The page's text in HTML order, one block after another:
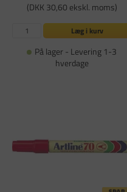
(DKK 30,60 ekskl. moms)
Læg i kurv
På lager - Levering 1-3
hverdage